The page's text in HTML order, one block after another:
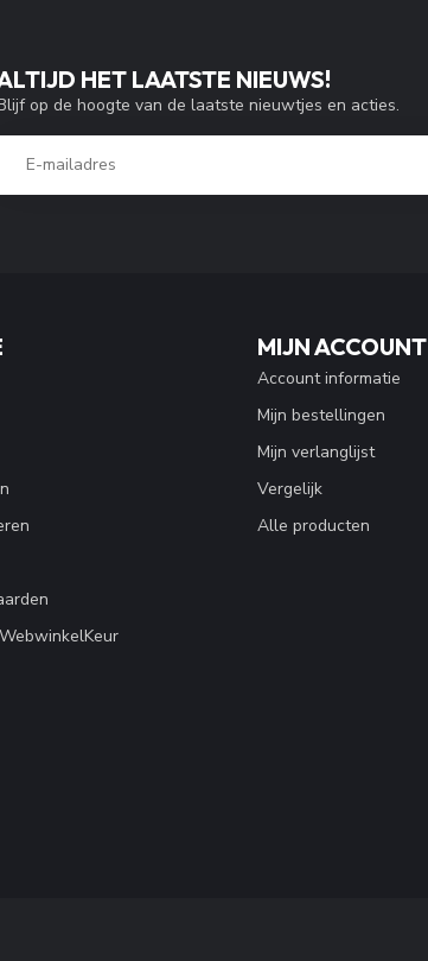
HET LAATSTE NIEUWS!
op de hoogte van de laatste nieuwtjes en acties.
MIJN ACCOUNT
Account informatie
Mijn bestellingen
Mijn verlanglijst
Vergelijk
Alle producten